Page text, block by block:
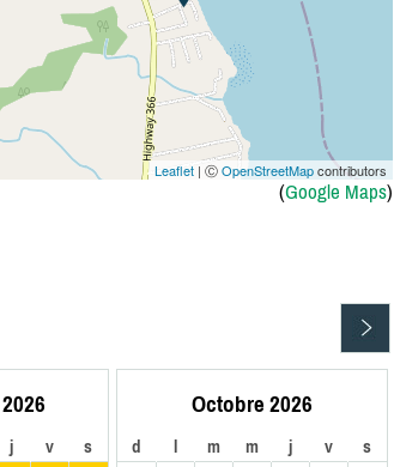
Leaflet| ⒸOpenStreetMapcontributors
(Google Maps)
j v s
Octobre 2026
d l m m j v s